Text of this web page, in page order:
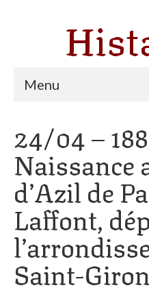
Menu
Thèmes
Agriculture, forêt
Pastoralisme
Cartulaire de Saint
Catharisme
24/04 –
Naissance
d’Azil de
Laffont,
Saint-